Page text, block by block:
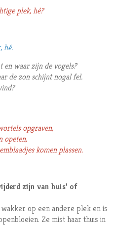
plek, hè?
hé.
en waar zijn de vogels?
de zon schijnt nogal fel.
opgraven,
opeten,
komen plassen.
zijn van huis’ of
op een andere plek en is
Ze mist haar thuis in